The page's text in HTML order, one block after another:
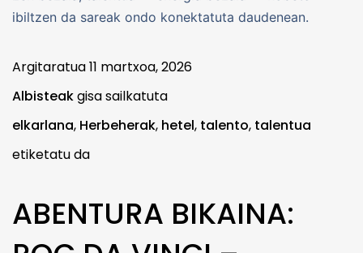
ibiltzen da sareak ondo konektatuta daudenean.
Argitaratua11 martxoa, 2026
Albisteakgisa sailkatuta
elkarlana, Herbeherak, hetel, talento, talentua
etiketatu da
ABENTURA BIKAINA: